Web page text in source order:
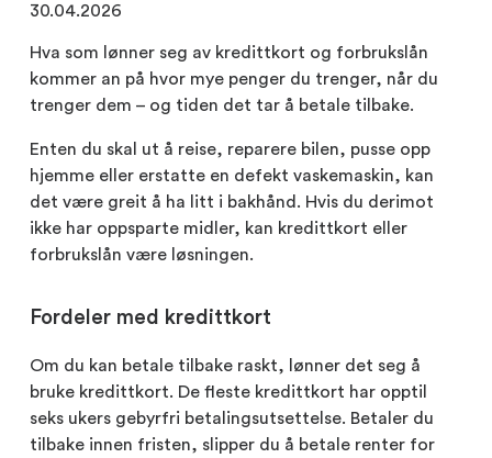
30.04.2026
Hva som lønner seg av kredittkort og forbrukslån
kommer an på hvor mye penger du trenger, når du
trenger dem – og tiden det tar å betale tilbake.
Enten du skal ut å reise, reparere bilen, pusse opp
hjemme eller erstatte en defekt vaskemaskin, kan
det være greit å ha litt i bakhånd. Hvis du derimot
ikke har oppsparte midler, kan kredittkort eller
forbrukslån være løsningen.
Fordeler med kredittkort
Om du kan betale tilbake raskt, lønner det seg å
bruke kredittkort. De fleste kredittkort har opptil
seks ukers gebyrfri betalingsutsettelse. Betaler du
tilbake innen fristen, slipper du å betale renter for